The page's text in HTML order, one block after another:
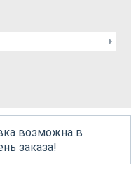
возможна в
заказа!